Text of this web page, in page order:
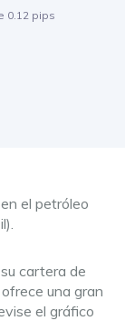
0.12 pips
el petróleo
cartera de
una gran
el gráfico